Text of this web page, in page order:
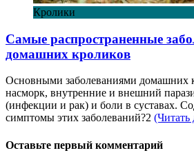
Кролики
Самые распространенные
домашних кроликов
Основными заболеваниями домашних
насморк, внутренние и внешний
(инфекции и рак) и боли в суставах.
симптомы этих заболеваний?2
Оставьте первый комментарий